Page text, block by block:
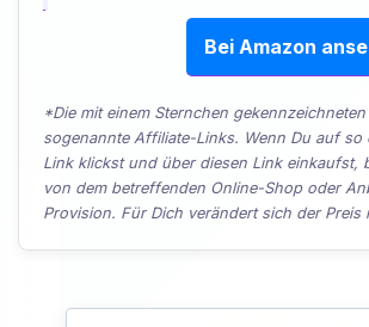
Bei Amazon
*Die mit einem Sternchen
sogenannte Affiliate-Links. Wenn Du auf so
Link klickst und über diesen Link einkaufst,
von dem betreffenden Online-Shop oder
Provision. Für Dich verändert sich der Preis